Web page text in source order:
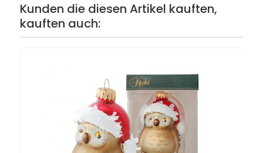
Kunden die diesen Artikel kauften,
kauften auch: